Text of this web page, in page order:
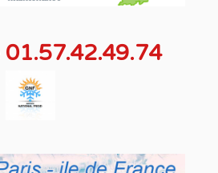
01.57.42.49.74